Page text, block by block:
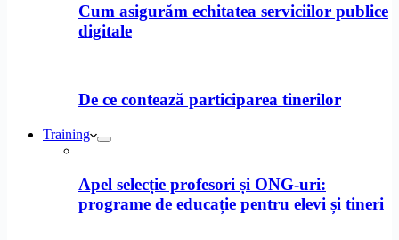
Cum asigurăm echitatea serviciilor publice
digitale
De ce contează participarea tinerilor
Training
Apel selecție profesori și ONG-uri:
programe de educație pentru elevi și tineri